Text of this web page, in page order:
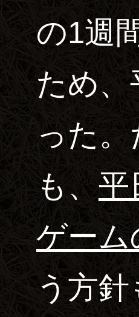
の1週
ため
った
も、平
ゲーム
う方